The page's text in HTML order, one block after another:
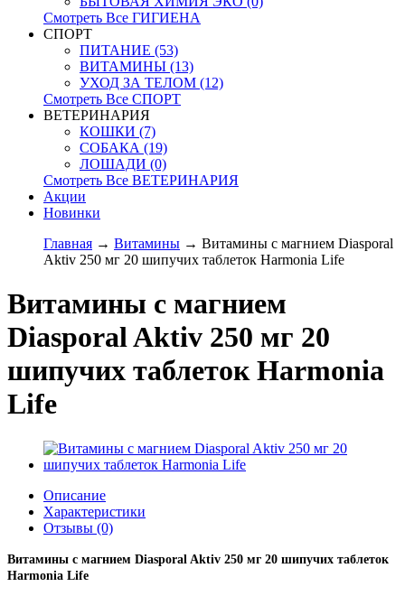
Смотреть Все ГИГИЕНА
СПОРТ
ПИТАНИЕ (53)
ВИТАМИНЫ (13)
УХОД ЗА ТЕЛОМ (12)
Смотреть Все СПОРТ
ВЕТЕРИНАРИЯ
КОШКИ (7)
СОБАКА (19)
ЛОШАДИ (0)
Смотреть Все ВЕТЕРИНАРИЯ
Акции
Новинки
Главная → Витамины → Витамины с магнием Diasporal
Aktiv 250 мг 20 шипучих таблеток Harmonia Life
Витамины с магнием
Diasporal Aktiv 250 мг 20
шипучих таблеток Harmonia
Life
Описание
Характеристики
Отзывы (0)
Витамины с магнием Diasporal Aktiv 250 мг 20 шипучих таблеток
Harmonia Life